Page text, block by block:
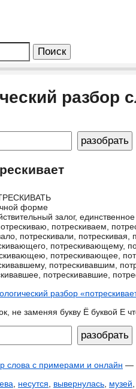
разбор
форме
залог,
потрескиваем,
потрескивали,
потрескивающему,
потрескивающее,
потрескивавшим,
потрескивавшие,
разбор
не заменяя букву Ё буквой Е
слова с примерами и онлайн —
несутся вывернулась музей